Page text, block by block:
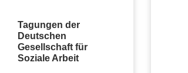
Tagungen der
Deutschen
Gesellschaft für
Soziale Arbeit